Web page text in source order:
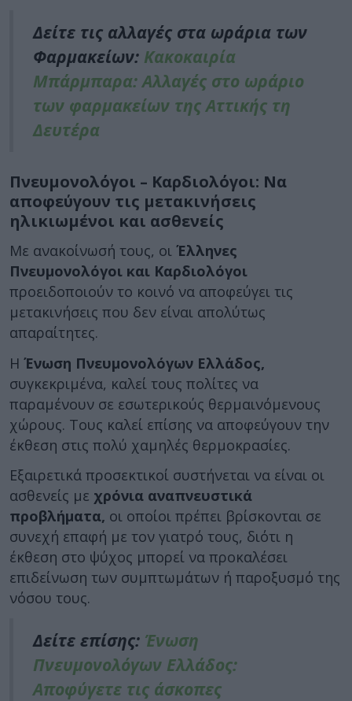
Δείτε τις αλλαγές στα ωράρια των
Φαρμακείων: Κακοκαιρία
Μπάρμπαρα: Αλλαγές στο ωράριο
των φαρμακείων της Αττικής τη
Δευτέρα
Πνευμονολόγοι – Καρδιολόγοι: Να
αποφεύγουν τις μετακινήσεις
ηλικιωμένοι και ασθενείς
Με ανακοίνωσή τους, οι Έλληνες
Πνευμονολόγοι και Καρδιολόγοι
προειδοποιούν το κοινό να αποφεύγει τις
μετακινήσεις που δεν είναι απολύτως
απαραίτητες.
Η Ένωση Πνευμονολόγων Ελλάδος,
συγκεκριμένα, καλεί τους πολίτες να
παραμένουν σε εσωτερικούς θερμαινόμενους
χώρους. Τους καλεί επίσης να αποφεύγουν την
έκθεση στις πολύ χαμηλές θερμοκρασίες.
Εξαιρετικά προσεκτικοί συστήνεται να είναι οι
ασθενείς με χρόνια αναπνευστικά
προβλήματα, οι οποίοι πρέπει βρίσκονται σε
συνεχή επαφή με τον γιατρό τους, διότι η
έκθεση στο ψύχος μπορεί να προκαλέσει
επιδείνωση των συμπτωμάτων ή παροξυσμό της
νόσου τους.
Δείτε επίσης: Ένωση
Πνευμονολόγων Ελλάδος:
Αποφύγετε τις άσκοπες